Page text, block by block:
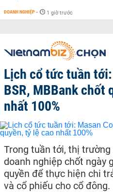
DOANH NGHIỆP - 1 giờ trước
Lịch cổ tức tuần
BSR, MBBank chốt
nhất 100%
Trong tuần tới, thị
doanh nghiệp chốt ngày
quyền để thực hiện chi
và cổ phiếu cho cổ đông.